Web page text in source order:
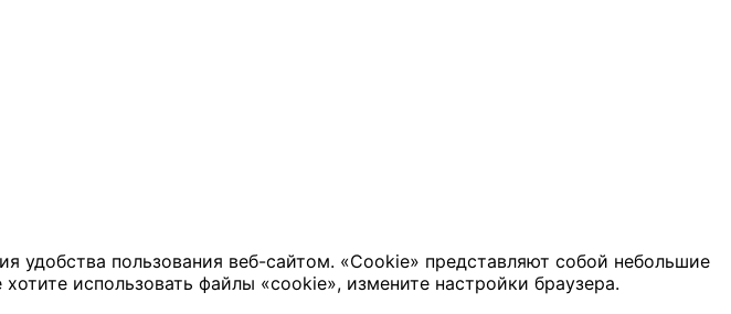
пользования веб-сайтом. «Cookie» представляют собой небольшие
использовать файлы «cookie», измените настройки браузера.